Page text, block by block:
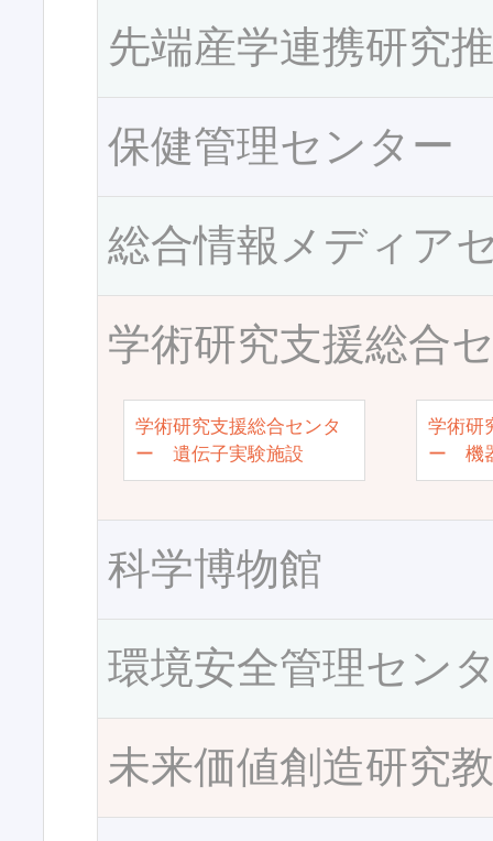
先端産学連携研究
保健管理センター
総合情報メディア
学術研究支援総合
学術研究支援総合センタ
ー 遺伝子実験施設
学術研
ー 機
科学博物館
環境安全管理セン
未来価値創造研究